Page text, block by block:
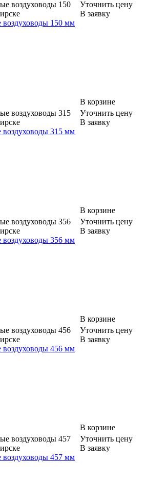
150 мм
Уточнить цену
В заявку
В корзине
315 мм
Уточнить цену
В заявку
В корзине
356 мм
Уточнить цену
В заявку
В корзине
456 мм
Уточнить цену
В заявку
В корзине
457 мм
Уточнить цену
В заявку